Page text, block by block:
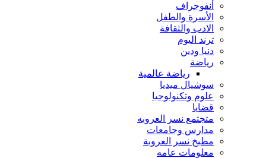
أنفوجراف
الأسرة والطفل
الادب والثقافة
ترند اليوم
دنيا ودين
رياضة
رياضة عالمية
سوشيال ميديا
علوم وتكنولوجيا
قضايا
متجتمع نسر العروبه
مدارس وجامعات
مطبخ نسر العروبة
معلومات عامه